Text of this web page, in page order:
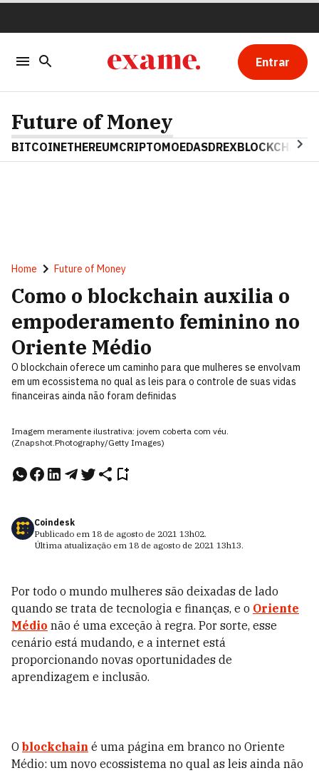
Entrar
Future of Money
BITCOINETHEREUMCRIPTOMOEDASDREXBLOCKCHAIN
Home Future of Money
Como o blockchain auxilia o
empoderamento feminino no
Oriente Médio
O blockchain oferece um caminho para que mulheres se envolvam
em um ecossistema no qual as leis para o controle de suas vidas
financeiras ainda não foram definidas
Imagem meramente ilustrativa: jovem coberta com véu.
(Znapshot.Photography/Getty Images)
Coindesk
Publicado em 18 de agosto de 2021 13h02.
Última atualização em 18 de agosto de 2021 13h13.
Por todo o mundo mulheres são deixadas de lado
quando se trata de tecnologia e finanças, e o Oriente
Médio não é uma exceção à regra. Por sorte, esse
cenário está mudando, e a internet está
proporcionando novas oportunidades de
aprendizagem e inclusão.
O blockchain é uma página em branco no Oriente
Médio: um novo ecossistema no qual as leis ainda não